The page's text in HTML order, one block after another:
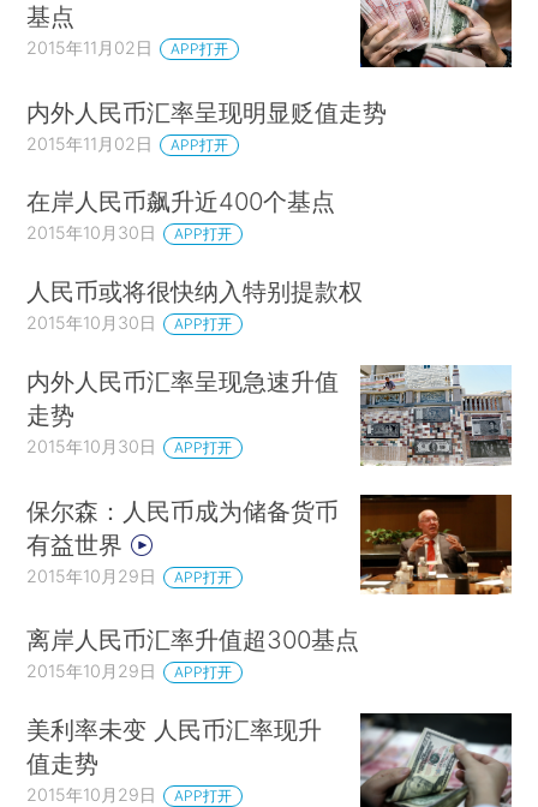
基点
2015年11月02日 APP打开
内外人民币汇率呈现明显贬值走势
2015年11月02日 APP打开
在岸人民币飙升近400个基点
2015年10月30日 APP打开
人民币或将很快纳入特别提款权
2015年10月30日 APP打开
内外人民币汇率呈现急速升值
走势
2015年10月30日 APP打开
保尔森：人民币成为储备货币
有益世界
2015年10月29日 APP打开
离岸人民币汇率升值超300基点
2015年10月29日 APP打开
美利率未变 人民币汇率现升
值走势
2015年10月29日 APP打开